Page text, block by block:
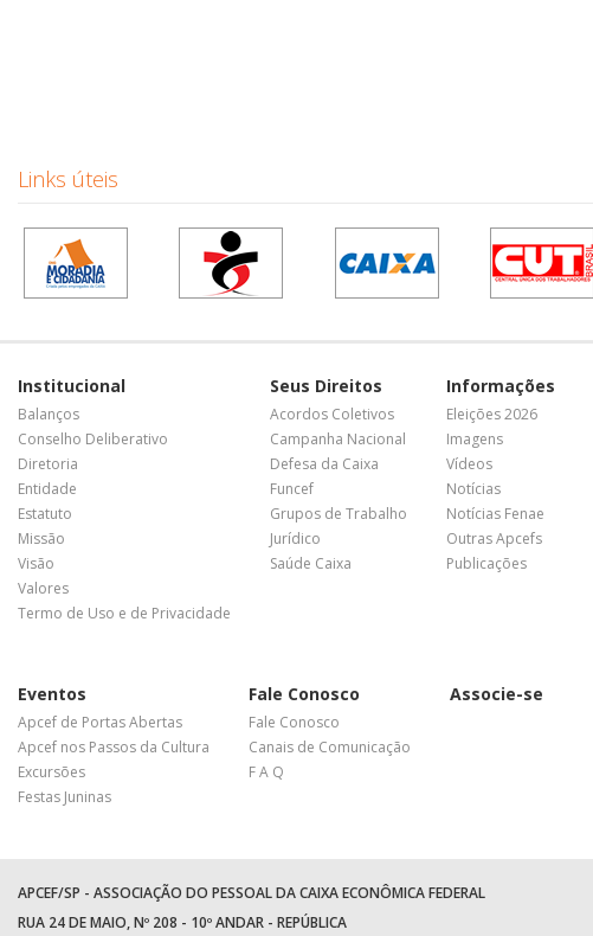
Links úteis
Institucional
Balanços
Conselho Deliberativo
Diretoria
Entidade
Estatuto
Missão
Visão
Valores
Termo de Uso e de Privacidade
Seus Direitos
Acordos Coletivos
Campanha Nacional
Defesa da Caixa
Funcef
Grupos de Trabalho
Jurídico
Saúde Caixa
Informações
Eleições 2026
Imagens
Vídeos
Notícias
Notícias Fenae
Outras Apcefs
Publicações
Eventos
Apcef de Portas Abertas
Apcef nos Passos da Cultura
Excursões
Festas Juninas
Fale Conosco
Fale Conosco
Canais de Comunicação
F A Q
Associe-se
APCEF/SP - ASSOCIAÇÃO DO PESSOAL DA CAIXA ECONÔMICA FEDERAL
RUA 24 DE MAIO, Nº 208 - 10º ANDAR - REPÚBLICA